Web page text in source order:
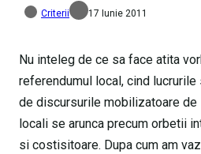
Criterii 17 Iunie 2011
Nu inteleg de ce sa face atita
referendumul local, cind
de discursurile mobilizatoare de
locali se arunca precum orbetii
si costisitoare. Dupa cum am